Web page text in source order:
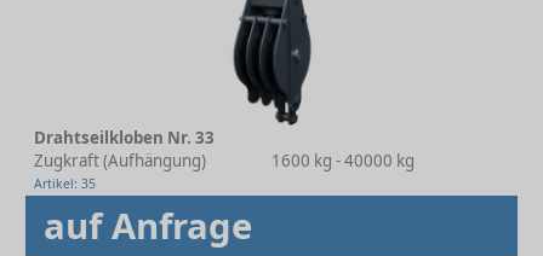
Drahtseilkloben Nr. 33
Zugkraft (Aufhängung)
1600 kg - 40000 kg
Artikel: 35
auf Anfrage